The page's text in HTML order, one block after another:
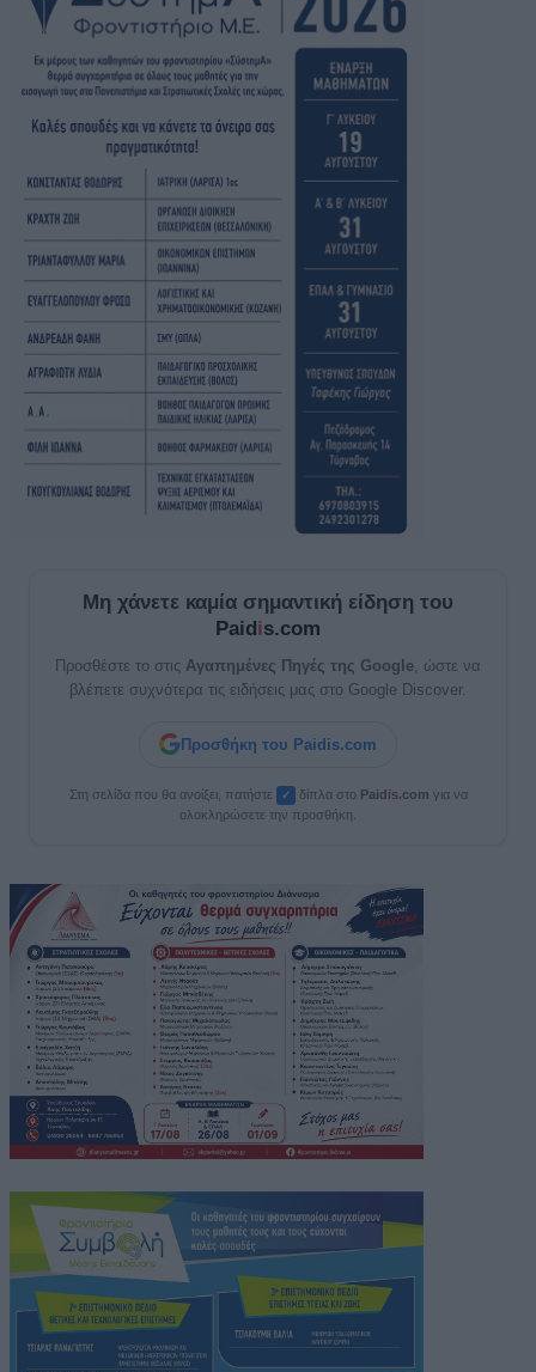
Μη χάνετε καμία σημαντική είδηση του
Paidis.com
Προσθέστε το στις Αγαπημένες Πηγές της Google , ώστε να
βλέπετε συχνότερα τις ειδήσεις μας στο Google Discover.
Προσθήκη του Paidis.com
Στη σελίδα που θα ανοίξει, πατήστε ✓ δίπλα στο Paidis.com για να
ολοκληρώσετε την προσθήκη.